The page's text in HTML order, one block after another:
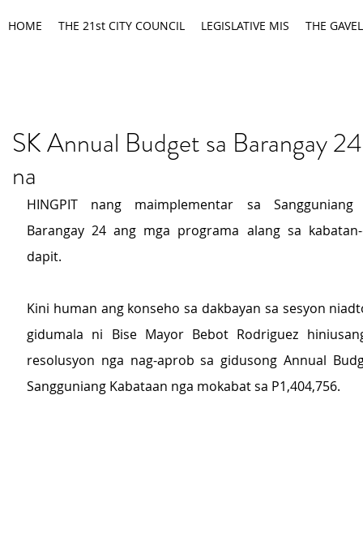
HOME THE 21st CITY COUNCIL LEGISLATIVE MIS THE GAVEL
SK Annual Budget sa Barangay
na
HINGPIT nang maimplementar sa
Barangay 24 ang mga programa alang sa
dapit.
Kini human ang konseho sa dakbayan sa sesyon
gidumala ni Bise Mayor Bebot Rodriguez
resolusyon nga nag-aprob sa gidusong Annual
Sangguniang Kabataan nga mokabat sa P1,404,756.